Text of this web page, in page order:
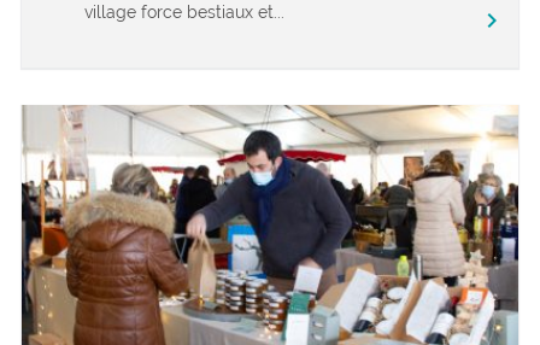
village force bestiaux et...
chevron_right